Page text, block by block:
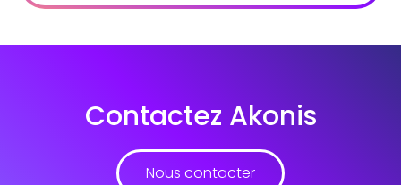
Contactez Akonis
Nous contacter